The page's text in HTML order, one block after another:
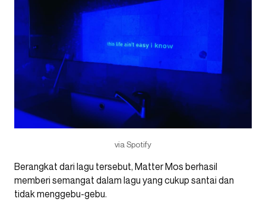
via Spotify
Berangkat dari lagu tersebut, Matter Mos berhasil
memberi semangat dalam lagu yang cukup santai dan
tidak menggebu-gebu.